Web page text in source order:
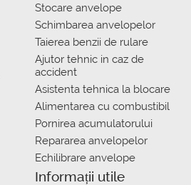
Stocare anvelope
Schimbarea anvelopelor
Taierea benzii de rulare
Ajutor tehnic in caz de
accident
Asistenta tehnica la blocare
Alimentarea cu combustibil
Pornirea acumulatorului
Repararea anvelopelor
Echilibrare anvelope
Informații utile